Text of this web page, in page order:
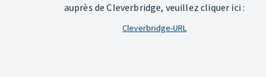
auprès de Cleverbridge, veuillez cliquer ici :
Cleverbridge-URL